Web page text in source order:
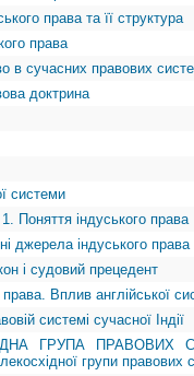
права та її структура
права
в сучасних правових
доктрина
системи
індуського права
джерела індуського права
і судовий прецедент
Вплив англійської
системі сучасної Індії
ГРУПА
групи правових